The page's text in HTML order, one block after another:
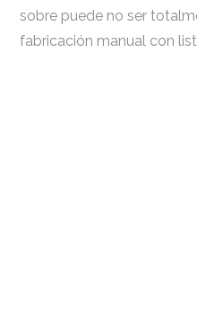
sobre puede no ser
fabricación manual con